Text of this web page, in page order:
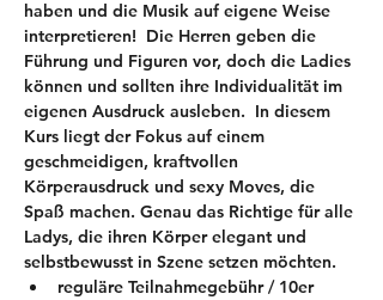
haben und die Musik auf eigene Weise
interpretieren!  Die Herren geben die
Führung und Figuren vor, doch die Ladies
können und sollten ihre Individualität im
eigenen Ausdruck ausleben.  In diesem
Kurs liegt der Fokus auf einem
geschmeidigen, kraftvollen
Körperausdruck und sexy Moves, die
Spaß machen. Genau das Richtige für alle
Ladys, die ihren Körper elegant und
selbstbewusst in Szene setzen möchten.
reguläre Teilnahmegebühr / 10er